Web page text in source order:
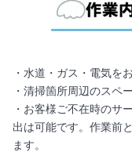
・水道・ガス・電気を
・清掃箇所周辺のスペ
・お客様ご不在時のサ
出は可能です。作業前
ます。